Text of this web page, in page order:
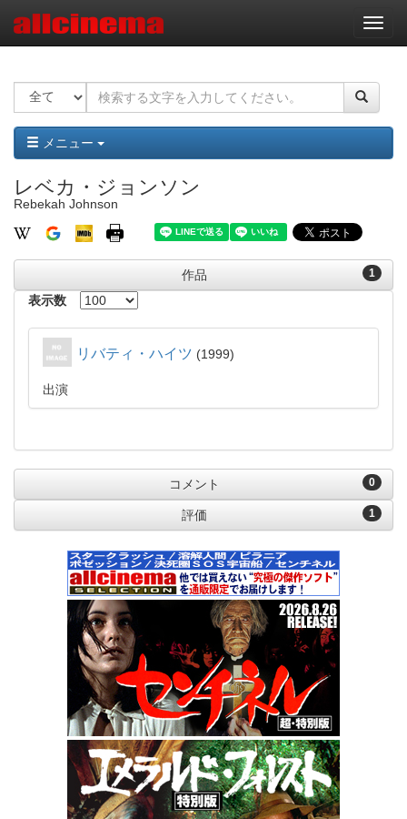
ナ
ビ
ー
ョ
ン
メニュー
レベカ・ジョンソン
Rebekah Johnson
1
作品
表示数
リバティ・ハイツ 1999
出演
0
コメント
1
評価